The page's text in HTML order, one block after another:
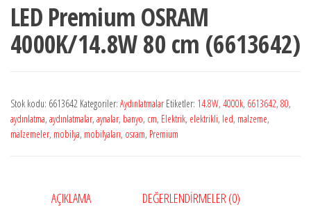
LED Premium OSRAM
4000K/14.8W 80 cm (6613642)
Stok kodu: 6613642 Kategoriler: Aydınlatmalar Etiketler: 14.8W, 4000k, 6613642, 80,
aydınlatma, aydınlatmalar, aynalar, banyo, cm, Elektrik, elektrikli, led, malzeme,
malzemeler, mobilya, mobilyaları, osram, Premium
AÇIKLAMA DEĞERLENDIRMELER (0)